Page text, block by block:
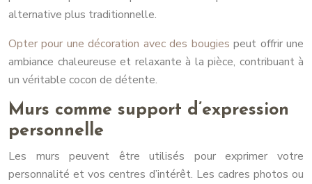
alternative plus traditionnelle.
Opter pour une décoration avec des bougies peut offrir une
ambiance chaleureuse et relaxante à la pièce, contribuant à
un véritable cocon de détente.
Murs comme support d’expression
personnelle
Les murs peuvent être utilisés pour exprimer votre
personnalité et vos centres d’intérêt. Les cadres photos ou